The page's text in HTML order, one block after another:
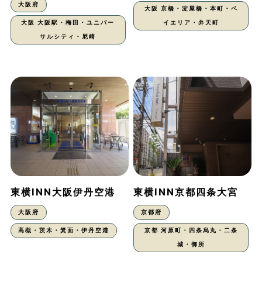
大阪府
大阪 大阪駅・梅田・ユニバー
サルシティ・尼崎
大阪 京橋・淀屋橋・本町・ベ
イエリア・弁天町
東横INN大阪伊丹空港
大阪府
高槻・茨木・箕面・伊丹空港
東横INN京都四条大宮
京都府
京都 河原町・四条烏丸・二条
城・御所